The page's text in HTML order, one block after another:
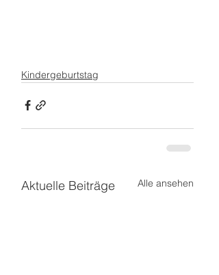
Kindergeburtstag
Aktuelle Beiträge Alle ansehen